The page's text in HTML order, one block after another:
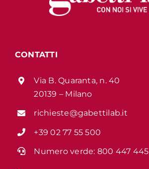
CONTATTI
Via B. Quaranta, n. 40
20139 – Milano
richieste@gabettilab.it
+39 02 77 55 500
Numero verde: 800 447 445